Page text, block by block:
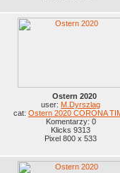
Ostern 2020
user: M.Dyrszlag
cat: Ostern 2020 CORONA
Komentarzy: 0
Klicks 9313
Pixel 800 x 533